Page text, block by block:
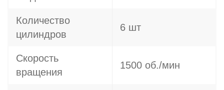
Количество
цилиндров
6 шт
Скорость
вращения
1500 об./мин